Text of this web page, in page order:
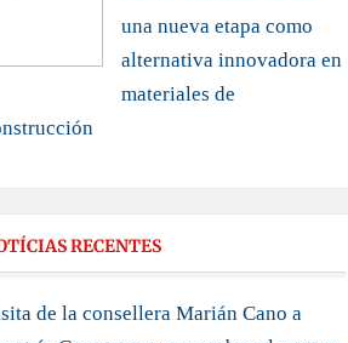
una nueva etapa como
alternativa innovadora en
materiales de
RECENTES
de la consellera Marián Cano a